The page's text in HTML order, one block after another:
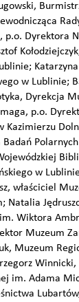
p.o. Dyrektora
w Lublinie;
Dyrekcja
p.o.
Kazimierzu
w
właściciel
Natalia
Wiktora
Muzeum
Muzeum
im. Adama